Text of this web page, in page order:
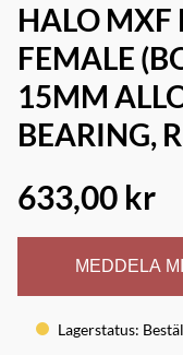
HALO MXF
FEMALE
15MM
BEARING,
633,00 kr
MEDDELA
Lagerstatus: